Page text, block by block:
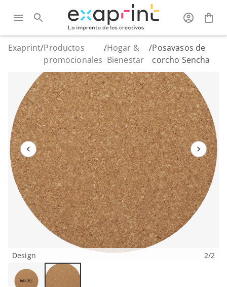
Exaprint/Productos
promocionales
/Hogar &
Bienestar
/Posavasos de
corcho Sencha
Design 2/2